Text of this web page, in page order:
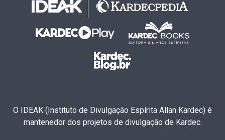
O IDEAK (Instituto de Divulgação Espírita Allan Kardec) é
mantenedor dos projetos de divulgação de Kardec.